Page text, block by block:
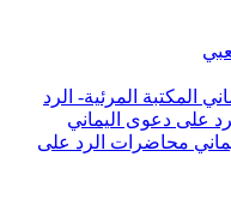
الرد
الرد على